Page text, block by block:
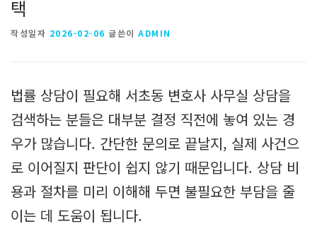
택
작성일자 2026-02-06 글쓴이 ADMIN
법률 상담이 필요해 서초동 변호사 사무실 상담을
검색하는 분들은 대부분 결정 직전에 놓여 있는 경
우가 많습니다. 간단한 문의로 끝날지, 실제 사건으
로 이어질지 판단이 쉽지 않기 때문입니다. 상담 비
용과 절차를 미리 이해해 두면 불필요한 부담을 줄
이는 데 도움이 됩니다.